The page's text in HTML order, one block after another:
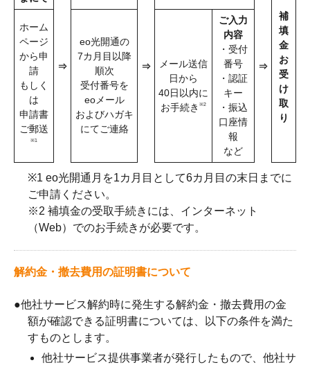
⇒ ⇒ ⇒
補
填
金
お
受
け
取
り
ホーム
ページ
から申
請
もしく
は
申請書
ご郵送
※1
eo光開通の
7カ月目以降
順次
受付番号を
eoメール
およびハガキ
にてご連絡
メール送信
日から
40日以内に
お手続き ※2
ご入力
内容
・受付
番号
・認証
キー
・振込
口座情
報
など
※1 eo光開通月を1カ月目として6カ月目の末日までに
ご申請ください。
※2 補填金の受取手続きには、インターネット
（Web）でのお手続きが必要です。
解約金・撤去費用の証明書について
●他社サービス解約時に発生する解約金・撤去費用の金
額が確認できる証明書については、以下の条件を満た
すものとします。
他社サービス提供事業者が発行したもので、他社サ